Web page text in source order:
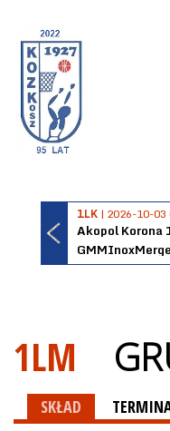
1LK | 2026-10-03
1LM
SKŁAD